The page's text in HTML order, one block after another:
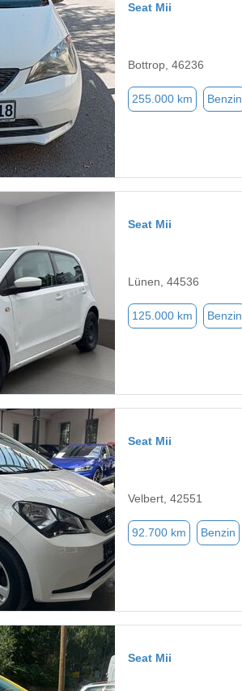
Seat Mii
Bottrop, 46236
255.000 km Benzin
Seat Mii
Lünen, 44536
125.000 km Benzin
Seat Mii
Velbert, 42551
92.700 km Benzin
Seat Mii